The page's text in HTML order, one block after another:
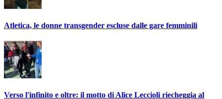
Atletica, le donne transgender escluse dalle gare femminili
Verso l'infinito e oltre: il motto di Alice Leccioli riecheggia al